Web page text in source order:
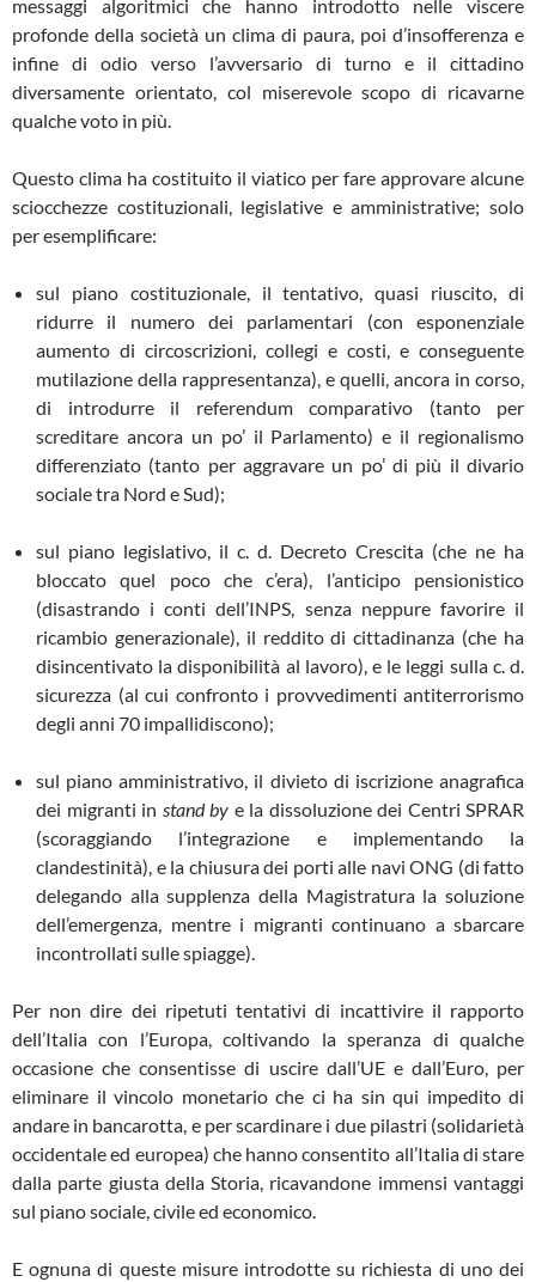
messaggi algoritmici che hanno introdotto nelle viscere
profonde della società un clima di paura, poi d’insofferenza e
infine di odio verso l’avversario di turno e il cittadino
diversamente orientato, col miserevole scopo di ricavarne
qualche voto in più.
Questo clima ha costituito il viatico per fare approvare alcune
sciocchezze costituzionali, legislative e amministrative; solo
per esemplificare:
sul piano costituzionale, il tentativo, quasi riuscito, di
ridurre il numero dei parlamentari (con esponenziale
aumento di circoscrizioni, collegi e costi, e conseguente
mutilazione della rappresentanza), e quelli, ancora in corso,
di introdurre il referendum comparativo (tanto per
screditare ancora un po’ il Parlamento) e il regionalismo
differenziato (tanto per aggravare un po’ di più il divario
sociale tra Nord e Sud);
sul piano legislativo, il c. d. Decreto Crescita (che ne ha
bloccato quel poco che c’era), l’anticipo pensionistico
(disastrando i conti dell’INPS, senza neppure favorire il
ricambio generazionale), il reddito di cittadinanza (che ha
disincentivato la disponibilità al lavoro), e le leggi sulla c. d.
sicurezza (al cui confronto i provvedimenti antiterrorismo
degli anni 70 impallidiscono);
sul piano amministrativo, il divieto di iscrizione anagrafica
dei migranti in stand by e la dissoluzione dei Centri SPRAR
(scoraggiando l’integrazione e implementando la
clandestinità), e la chiusura dei porti alle navi ONG (di fatto
delegando alla supplenza della Magistratura la soluzione
dell’emergenza, mentre i migranti continuano a sbarcare
incontrollati sulle spiagge).
Per non dire dei ripetuti tentativi di incattivire il rapporto
dell’Italia con l’Europa, coltivando la speranza di qualche
occasione che consentisse di uscire dall’UE e dall’Euro, per
eliminare il vincolo monetario che ci ha sin qui impedito di
andare in bancarotta, e per scardinare i due pilastri (solidarietà
occidentale ed europea) che hanno consentito all’Italia di stare
dalla parte giusta della Storia, ricavandone immensi vantaggi
sul piano sociale, civile ed economico.
E ognuna di queste misure introdotte su richiesta di uno dei